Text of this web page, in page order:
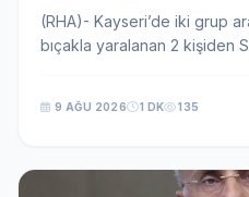
(RHA)- Kayseri’de iki grup
bıçakla yaralanan 2 kişiden
9 AĞU 2026 1 DK 135